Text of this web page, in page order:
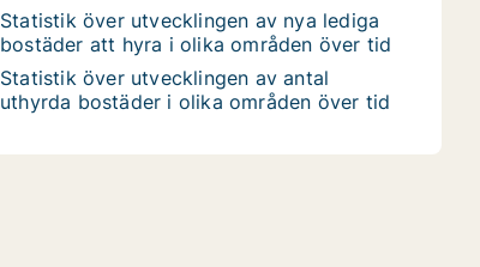
Statistik över utvecklingen av nya lediga
bostäder att hyra i olika områden över tid
Statistik över utvecklingen av antal
uthyrda bostäder i olika områden över tid